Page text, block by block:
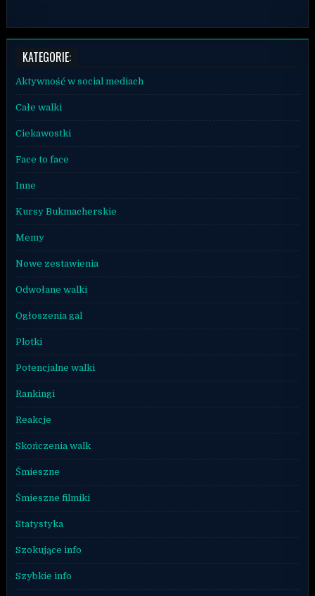
KATEGORIE:
Aktywność w social mediach
Całe walki
Ciekawostki
Face to face
Inne
Kursy Bukmacherskie
Memy
Nowe zestawienia
Odwołane walki
Ogłoszenia gal
Plotki
Potencjalne walki
Rankingi
Reakcje
Skończenia walk
Śmieszne
Śmieszne filmiki
Statystyka
Szokujące info
Szybkie info